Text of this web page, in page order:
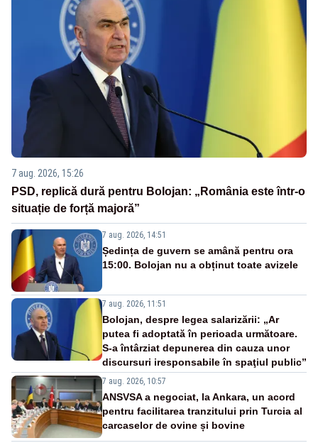
7 aug. 2026, 15:26
PSD, replică dură pentru Bolojan: „România este într-o
situație de forță majoră”
7 aug. 2026, 14:51
Ședința de guvern se amână pentru ora
15:00. Bolojan nu a obținut toate avizele
7 aug. 2026, 11:51
Bolojan, despre legea salarizării: „Ar
putea fi adoptată în perioada următoare.
S-a întârziat depunerea din cauza unor
discursuri iresponsabile în spaţiul public”
7 aug. 2026, 10:57
ANSVSA a negociat, la Ankara, un acord
pentru facilitarea tranzitului prin Turcia al
carcaselor de ovine și bovine